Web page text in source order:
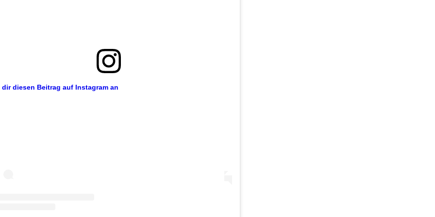
dir diesen Beitrag auf Instagram an